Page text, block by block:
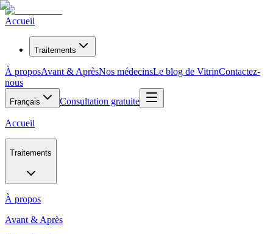
Accueil
Traitements
À proposAvant & AprèsNos médecinsLe blog de VitrinContactez-
nous
Français Consultation gratuite
Accueil
Traitements
À propos
Avant & Après